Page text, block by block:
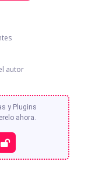
autor
y Plugins
ahora.